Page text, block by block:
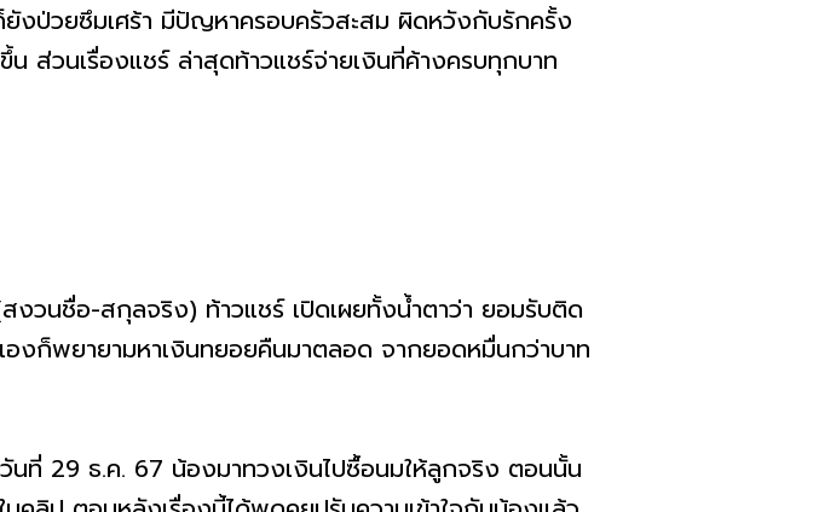
งป่วยซึมเศร้า มีปัญหาครอบครัวสะสม ผิดหวังกับรักครั้ง
ส่วนเรื่องแชร์ ล่าสุดท้าวแชร์จ่ายเงินที่ค้างครบทุกบาท
วนชื่อ-สกุลจริง) ท้าวแชร์ เปิดเผยทั้งน้ำตาว่า ยอมรับติด
งก็พยายามหาเงินทยอยคืนมาตลอด จากยอดหมื่นกว่าบาท
นที่ 29 ธ.ค. 67 น้องมาทวงเงินไปซื้อนมให้ลูกจริง ตอนนั้น